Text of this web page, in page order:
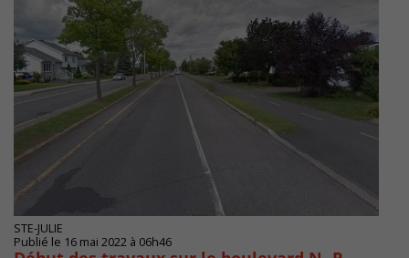
STE-JULIE
Publié le 16 mai 2022 à 06h46